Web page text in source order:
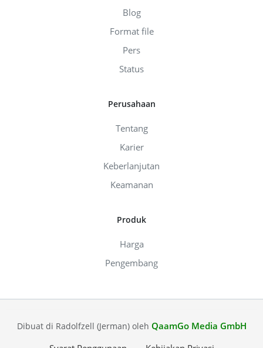
Blog
Format file
Pers
Status
Perusahaan
Tentang
Karier
Keberlanjutan
Keamanan
Produk
Harga
Pengembang
Dibuat di Radolfzell (Jerman) oleh QaamGo Media GmbH